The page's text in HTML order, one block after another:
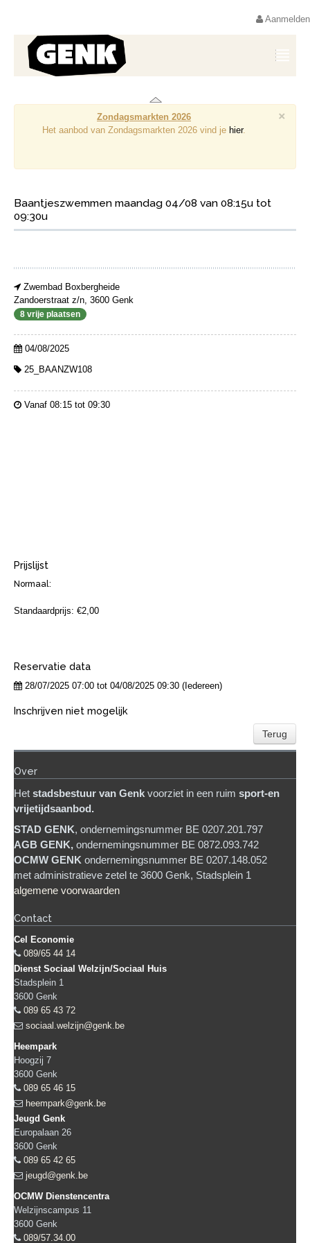
Aanmelden
×
Zondagsmarkten 2026
Het aanbod van Zondagsmarkten 2026 vind je hier.
Baantjeszwemmen maandag 04/08 van 08:15u tot
09:30u
Zwembad Boxbergheide
Zandoerstraat z/n, 3600 Genk
8 vrije plaatsen
04/08/2025
25_BAANZW108
Vanaf 08:15 tot 09:30
Prijslijst
Normaal:
Standaardprijs: €2,00
Reservatie data
28/07/2025 07:00 tot 04/08/2025 09:30 (Iedereen)
Inschrijven niet mogelijk
Terug
Over
Het stadsbestuur van Genk voorziet in een ruim sport-en
vrijetijdsaanbod.
STAD GENK, ondernemingsnummer BE 0207.201.797
AGB GENK, ondernemingsnummer BE 0872.093.742
OCMW GENK ondernemingsnummer BE 0207.148.052
met administratieve zetel te 3600 Genk, Stadsplein 1
algemene voorwaarden
Contact
Cel Economie
089/65 44 14
Dienst Sociaal Welzijn/Sociaal Huis
Stadsplein 1
3600 Genk
089 65 43 72
sociaal.welzijn@genk.be
Heempark
Hoogzij 7
3600 Genk
089 65 46 15
heempark@genk.be
Jeugd Genk
Europalaan 26
3600 Genk
089 65 42 65
jeugd@genk.be
OCMW Dienstencentra
Welzijnscampus 11
3600 Genk
089/57.34.00